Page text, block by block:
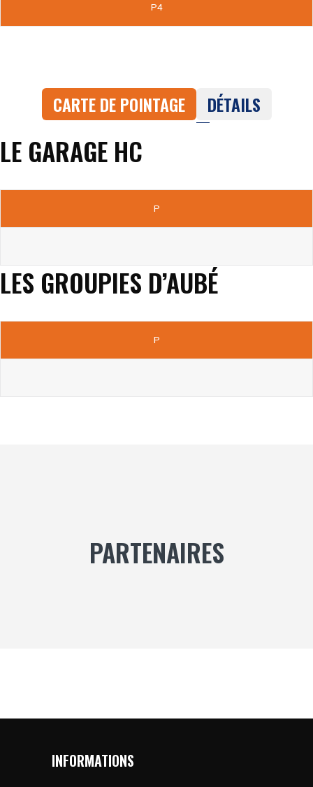
P4
CARTE DE POINTAGE DÉTAILS
LE GARAGE HC
P
LES GROUPIES D’AUBÉ
P
PARTENAIRES
INFORMATIONS